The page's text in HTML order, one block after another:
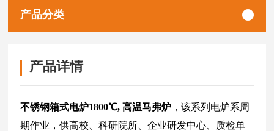
产品分类
产品详情
不锈钢箱式电炉1800℃, 高温马弗炉 ，该系列电炉系周
期作业，供高校、科研院所、企业研发中心、质检单